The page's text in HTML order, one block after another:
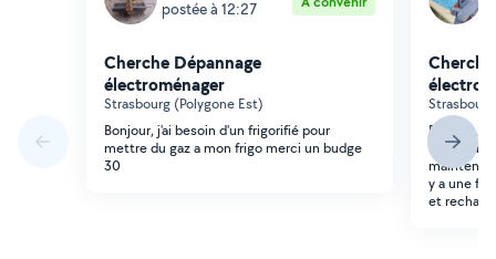
postée à 12:27
Cherche Dépannage
électroménager
Strasbourg (Polygone Est)
Bonjour, j'ai besoin d'un frigorifié pour
mettre du gaz a mon frigo merci un budge
30
Bonjour,
couteau.
y a une
et